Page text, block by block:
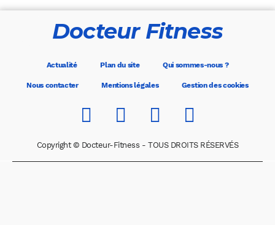
Docteur Fitness
Actualité Plan du site Qui sommes-nous ?
Nous contacter Mentions légales Gestion des cookies
Copyright © Docteur-Fitness - TOUS DROITS RÉSERVÉS